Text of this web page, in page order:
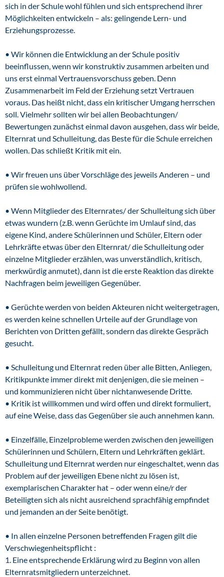
sich in der Schule wohl fühlen und sich entsprechend ihrer
Möglichkeiten entwickeln – als: gelingende Lern- und
Erziehungsprozesse.
• Wir können die Entwicklung an der Schule positiv
beeinflussen, wenn wir konstruktiv zusammen arbeiten und
uns erst einmal Vertrauensvorschuss geben. Denn
Zusammenarbeit im Feld der Erziehung setzt Vertrauen
voraus. Das heißt nicht, dass ein kritischer Umgang herrschen
soll. Vielmehr sollten wir bei allen Beobachtungen/
Bewertungen zunächst einmal davon ausgehen, dass wir beide,
Elternrat und Schulleitung, das Beste für die Schule erreichen
wollen. Das schließt Kritik mit ein.
• Wir freuen uns über Vorschläge des jeweils Anderen – und
prüfen sie wohlwollend.
• Wenn Mitglieder des Elternrates/ der Schulleitung sich über
etwas wundern (z.B. wenn Gerüchte im Umlauf sind, das
eigene Kind, andere Schülerinnen und Schüler, Eltern oder
Lehrkräfte etwas über den Elternrat/ die Schulleitung oder
einzelne Mitglieder erzählen, was unverständlich, kritisch,
merkwürdig anmutet), dann ist die erste Reaktion das direkte
Nachfragen beim jeweiligen Gegenüber.
• Gerüchte werden von beiden Akteuren nicht weitergetragen,
es werden keine schnellen Urteile auf der Grundlage von
Berichten von Dritten gefällt, sondern das direkte Gespräch
gesucht.
• Schulleitung und Elternrat reden über alle Bitten, Anliegen,
Kritikpunkte immer direkt mit denjenigen, die sie meinen –
und kommunizieren nicht über nichtanwesende Dritte.
• Kritik ist willkommen und wird offen und direkt formuliert,
auf eine Weise, dass das Gegenüber sie auch annehmen kann.
• Einzelfälle, Einzelprobleme werden zwischen den jeweiligen
Schülerinnen und Schülern, Eltern und Lehrkräften geklärt.
Schulleitung und Elternrat werden nur eingeschaltet, wenn das
Problem auf der jeweiligen Ebene nicht zu lösen ist,
exemplarischen Charakter hat – oder wenn eine/r der
Beteiligten sich als nicht ausreichend sprachfähig empfindet
und jemanden an der Seite benötigt.
• In allen einzelne Personen betreffenden Fragen gilt die
Verschwiegenheitspflicht :
1. Eine entsprechende Erklärung wird zu Beginn von allen
Elternratsmitgliedern unterzeichnet.